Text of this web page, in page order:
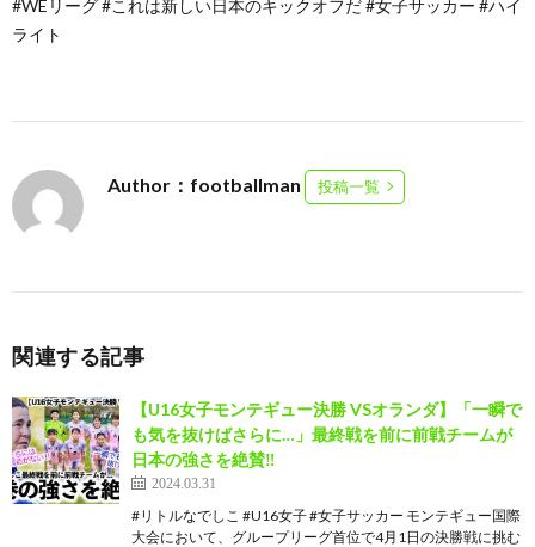
#WEリーグ #これは新しい日本のキックオフだ #女子サッカー #ハイ
ライト
Author：footballman 投稿一覧
関連する記事
【U16女子モンテギュー決勝 VSオランダ】「一瞬で
も気を抜けばさらに…」最終戦を前に前戦チームが
日本の強さを絶賛‼︎
2024.03.31
#リトルなでしこ #U16女子 #女子サッカー モンテギュー国際
大会において、グループリーグ首位で4月1日の決勝戦に挑む